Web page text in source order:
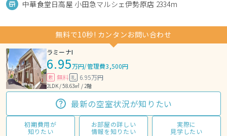
中華食堂日高屋 小田急マルシェ伊勢原店 2334m
無料で10秒! カンタンお問い合わせ
ラミーナI
6.95万円/管理費3,500円
敷 無料 礼 6.95万円
2LDK / 58.63㎡ / 2階
最新の空室状況が知りたい
初期費用が
知りたい
お部屋の詳しい
情報を知りたい
実際に
見学したい